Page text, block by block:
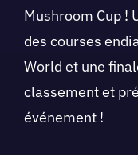
Mushroom Cup !
des courses
World et une
classement et
événement !